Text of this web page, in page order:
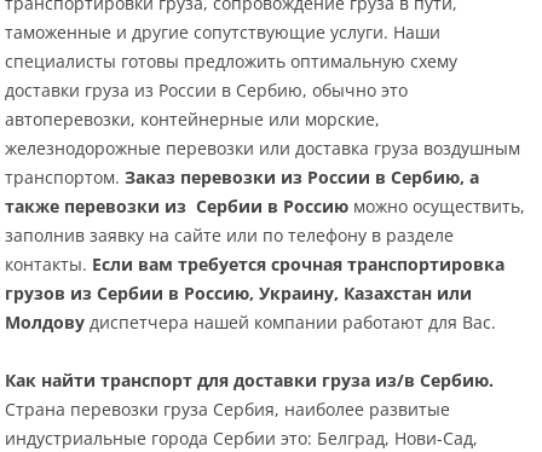
таможенные и другие сопутствующие услуги. Наши
специалисты готовы предложить оптимальную схему
доставки груза из России в Сербию, обычно это
автоперевозки, контейнерные или морские,
железнодорожные перевозки или доставка груза воздушным
транспортом.Заказ перевозки из России в Сербию, а
также перевозки из Сербии в Россию можно осуществить,
заполнив заявку на сайте или по телефону в разделе
контакты. Если вам требуется срочная транспортировка
грузов из Сербии в Россию, Украину, Казахстан или
Молдову диспетчера нашей компании работают для Вас.
Как найти транспорт для доставки груза из/в Сербию.
Страна перевозки груза Сербия, наиболее развитые
индустриальные города Сербии это: Белград, Нови-Сад,